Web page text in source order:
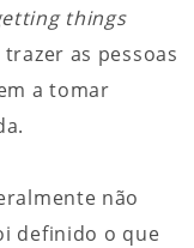
things
as pessoas
a tomar
não
definido o que